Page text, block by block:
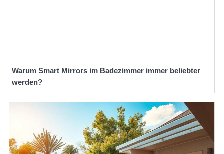
Warum Smart Mirrors im Badezimmer immer beliebter
werden?